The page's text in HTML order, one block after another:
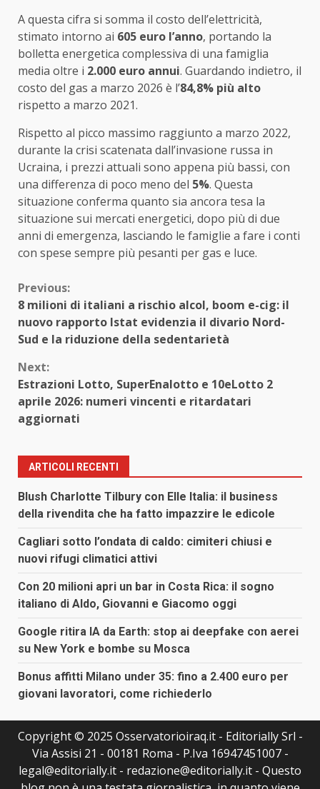
A questa cifra si somma il costo dell’elettricità,
stimato intorno ai 605 euro l’anno, portando la
bolletta energetica complessiva di una famiglia
media oltre i 2.000 euro annui. Guardando indietro, il
costo del gas a marzo 2026 è l’84,8% più alto
rispetto a marzo 2021.
Rispetto al picco massimo raggiunto a marzo 2022,
durante la crisi scatenata dall’invasione russa in
Ucraina, i prezzi attuali sono appena più bassi, con
una differenza di poco meno del 5%. Questa
situazione conferma quanto sia ancora tesa la
situazione sui mercati energetici, dopo più di due
anni di emergenza, lasciando le famiglie a fare i conti
con spese sempre più pesanti per gas e luce.
Continue
Reading
Previous:
8 milioni di italiani a rischio alcol, boom e-cig: il
nuovo rapporto Istat evidenzia il divario Nord-
Sud e la riduzione della sedentarietà
Next:
Estrazioni Lotto, SuperEnalotto e 10eLotto 2
aprile 2026: numeri vincenti e ritardatari
aggiornati
ARTICOLI RECENTI
Blush Charlotte Tilbury con Elle Italia: il business
della rivendita che ha fatto impazzire le edicole
Cagliari sotto l’ondata di caldo: cimiteri chiusi e
nuovi rifugi climatici attivi
Con 20 milioni apri un bar in Costa Rica: il sogno
italiano di Aldo, Giovanni e Giacomo oggi
Google ritira IA da Earth: stop ai deepfake con aerei
su New York e bombe su Mosca
Bonus affitti Milano under 35: fino a 2.400 euro per
giovani lavoratori, come richiederlo
Copyright © 2025 Osservatorioiraq.it - Editorially Srl -
Via Assisi 21 - 00181 Roma - P.Iva 16947451007 -
legal@editorially.it - redazione@editorially.it - Questo